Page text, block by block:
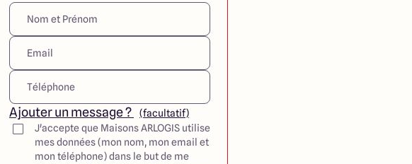
Ajouter un message ?
(facultatif)
J'accepte que Maisons ARLOGIS utilise
mes données (mon nom, mon email et
mon téléphone) dans le but de me